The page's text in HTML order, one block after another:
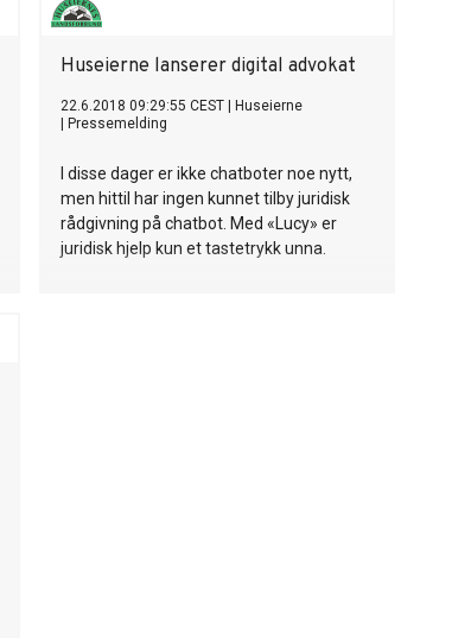
Huseierne lanserer digital advokat
22.6.2018 09:29:55 CEST
Huseierne
Pressemelding
I disse dager er ikke chatboter noe nytt,
men hittil har ingen kunnet tilby juridisk
rådgivning på chatbot. Med «Lucy» er
juridisk hjelp kun et tastetrykk unna.